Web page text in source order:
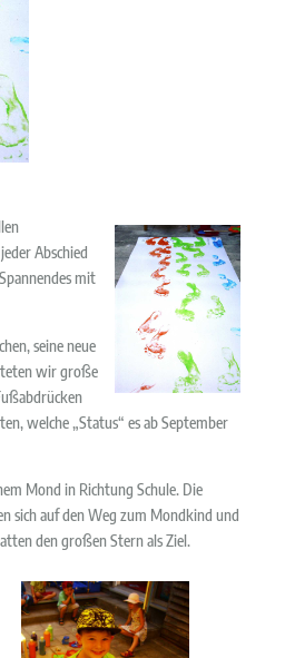
Abschied
mit
seine neue
wir große
welche „Status“ es ab September
Mond in Richtung Schule. Die
sich auf den Weg zum Mondkind und
den großen Stern als Ziel.